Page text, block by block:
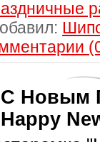
С Новым
Happy